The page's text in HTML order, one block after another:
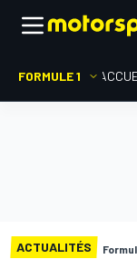
FORMULE 1
ACTUALITÉS